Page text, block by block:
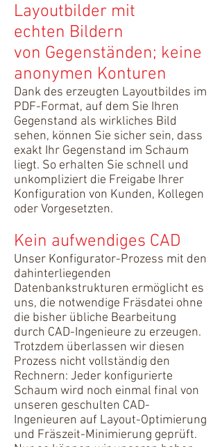
Layoutbilder mit
echten Bildern
von Gegenständen; keine
anonymen Konturen
Dank des erzeugten Layoutbildes im
PDF-Format, auf dem Sie Ihren
Gegenstand als wirkliches Bild
sehen, können Sie sicher sein, dass
exakt Ihr Gegenstand im Schaum
liegt. So erhalten Sie schnell und
unkompliziert die Freigabe Ihrer
Konfiguration von Kunden, Kollegen
oder Vorgesetzten.
Kein aufwendiges CAD
Unser Konfigurator-Prozess mit den
dahinterliegenden
Datenbankstrukturen ermöglicht es
uns, die notwendige Fräsdatei ohne
die bisher übliche Bearbeitung
durch CAD-Ingenieure zu erzeugen.
Trotzdem überlassen wir diesen
Prozess nicht vollständig den
Rechnern: Jeder konfigurierte
Schaum wird noch einmal final von
unseren geschulten CAD-
Ingenieuren auf Layout-Optimierung
und Fräszeit-Minimierung geprüft.